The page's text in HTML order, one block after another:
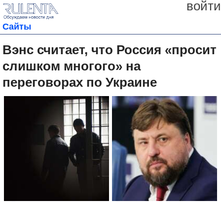
войти
Сайты
Вэнс считает, что Россия «просит
слишком многого» на
переговорах по Украине